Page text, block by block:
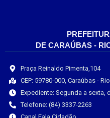
DE CARAÚBAS -
Praça Reinaldo Pimenta,104
CEP: 59780-000, Caraúbas -
Expediente: Segunda a sexta,
Telefone: (84) 3337-2263